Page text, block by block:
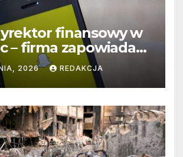
finansowy w
– firma zapowiada
kluczowym
2026 REDAKCJA